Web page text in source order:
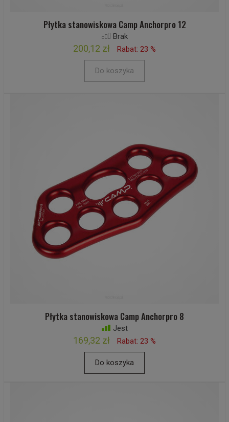
Płytka stanowiskowa Camp Anchorpro 12
Brak
200,12 zł Rabat: 23 %
Do koszyka
Płytka stanowiskowa Camp Anchorpro 8
Jest
169,32 zł Rabat: 23 %
Do koszyka